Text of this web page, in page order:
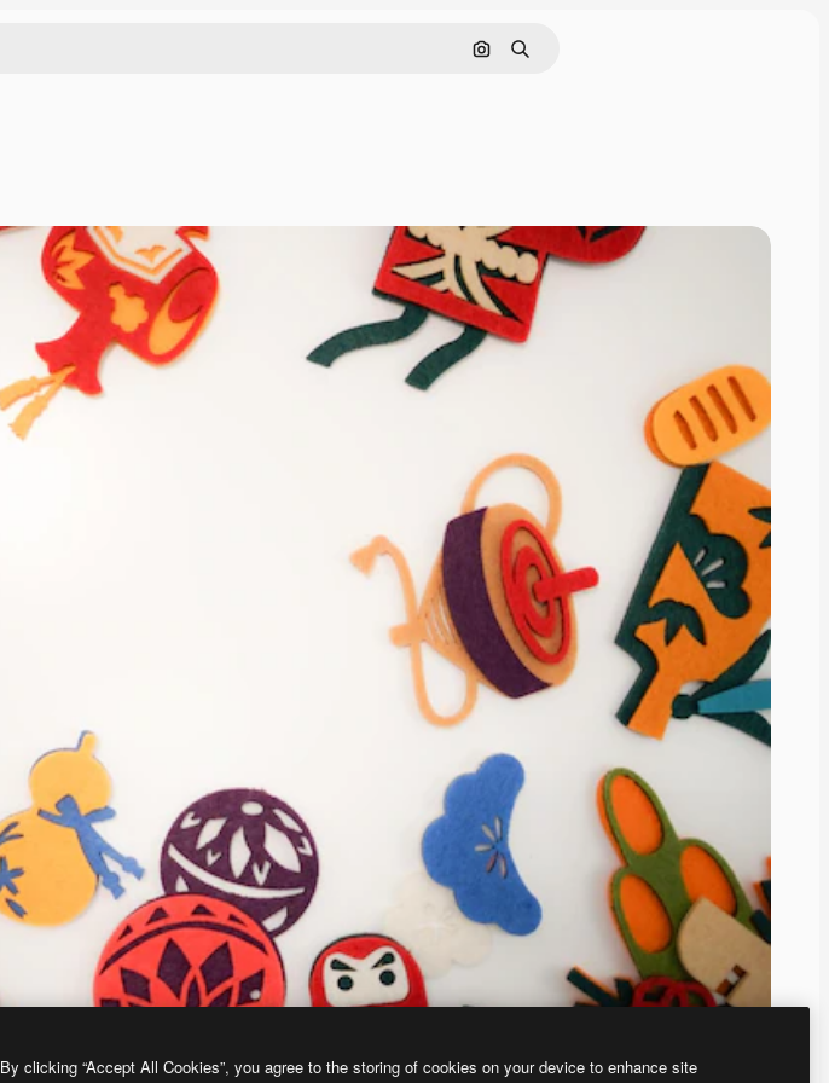
画像で検索
検索
By clicking “Accept All Cookies”, you agree to the storing of cookies on your device to enhance site